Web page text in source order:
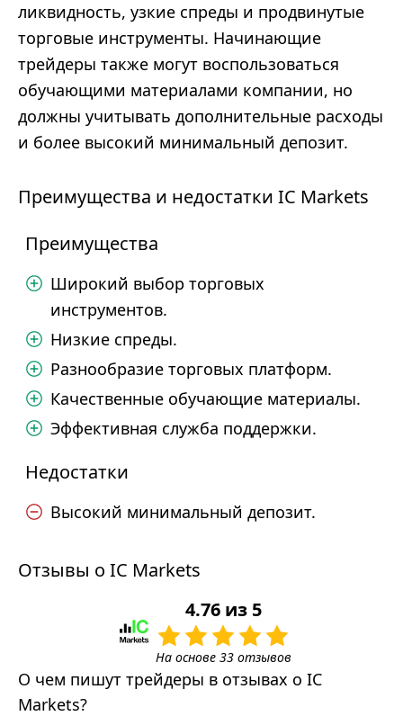
ликвидность, узкие спреды и продвинутые
торговые инструменты. Начинающие
трейдеры также могут воспользоваться
обучающими материалами компании, но
должны учитывать дополнительные расходы
и более высокий минимальный депозит.
Преимущества и недостатки IC Markets
Преимущества
Широкий выбор торговых
инструментов.
Низкие спреды.
Разнообразие торговых платформ.
Качественные обучающие материалы.
Эффективная служба поддержки.
Недостатки
Высокий минимальный депозит.
Отзывы о IC Markets
4.76из 5
На основе 33отзывов
О чем пишут трейдеры в отзывах о IC
Markets?